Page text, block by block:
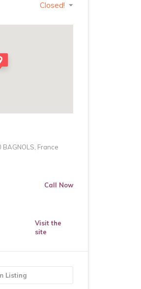
Closed!
France
Call Now
Visit the
site
Listing